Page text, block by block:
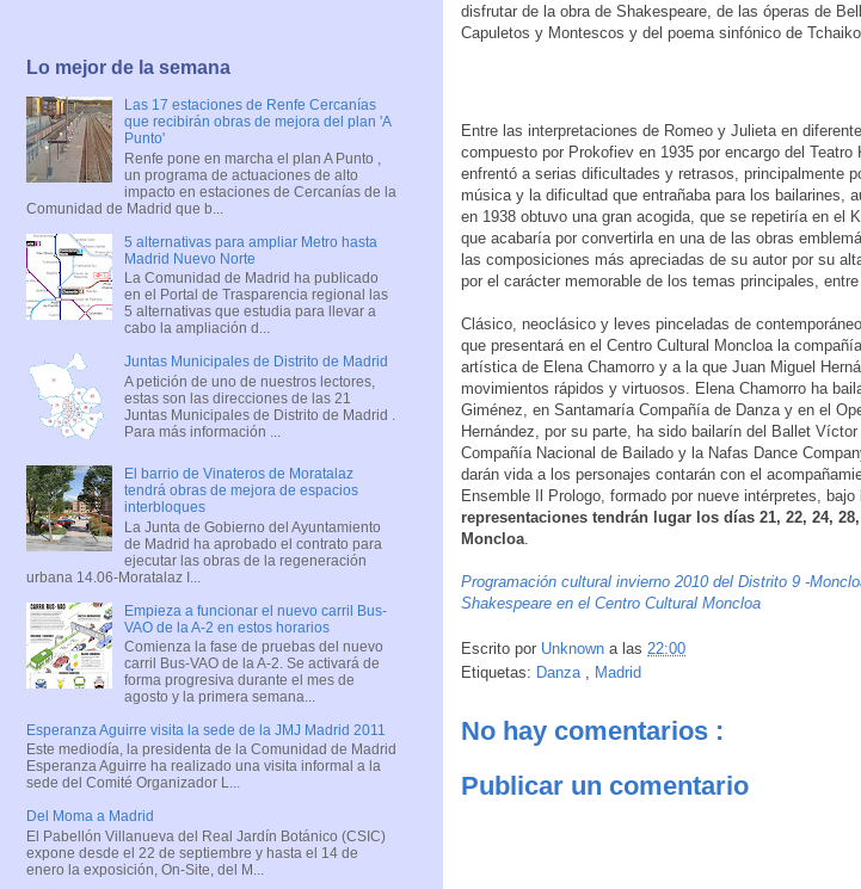
disfrutar de la obra de Shakespeare, de las óperas de
Capuletos y Montescos y del poema sinfónico de
Entre las interpretaciones de Romeo y Julieta en
compuesto por Prokofiev en 1935 por encargo del
enfrentó a serias dificultades y retrasos, principalmente
música y la dificultad que entrañaba para los bailarines,
en 1938 obtuvo una gran acogida, que se repetiría en el
que acabaría por convertirla en una de las obras
las composiciones más apreciadas de su autor por su
por el carácter memorable de los temas principales,
Clásico, neoclásico y leves pinceladas de
que presentará en el Centro Cultural Moncloa la compañía
artística de Elena Chamorro y a la que Juan Miguel
movimientos rápidos y virtuosos. Elena Chamorro ha
Giménez, en Santamaría Compañía de Danza y en el
Hernández, por su parte, ha sido bailarín del Ballet
Compañía Nacional de Bailado y la Nafas Dance
darán vida a los personajes contarán con el
Ensemble Il Prologo, formado por nueve intérpretes, bajo
representaciones tendrán lugar los días 21, 22, 24,
Moncloa
Programación cultural invierno 2010 del Distrito 9 -
Shakespeare en el Centro Cultural Moncloa
Escrito por Unknown a las 22:00
Etiquetas: Danza , Madrid
No hay comentarios :
Publicar un comentario
Lo mejor de la semana
Las 17 estaciones de Renfe Cercanías
que recibirán obras de mejora del plan 'A
Punto'
Renfe pone en marcha el plan A Punto ,
un programa de actuaciones de alto
impacto en estaciones de Cercanías de la
Comunidad de Madrid que b...
5 alternativas para ampliar Metro hasta
Madrid Nuevo Norte
La Comunidad de Madrid ha publicado
en el Portal de Trasparencia regional las
5 alternativas que estudia para llevar a
cabo la ampliación d...
Juntas Municipales de Distrito de Madrid
A petición de uno de nuestros lectores,
estas son las direcciones de las 21
Juntas Municipales de Distrito de Madrid .
Para más información ...
El barrio de Vinateros de Moratalaz
tendrá obras de mejora de espacios
interbloques
La Junta de Gobierno del Ayuntamiento
de Madrid ha aprobado el contrato para
ejecutar las obras de la regeneración
urbana 14.06-Moratalaz I...
Empieza a funcionar el nuevo carril Bus-
VAO de la A-2 en estos horarios
Comienza la fase de pruebas del nuevo
carril Bus-VAO de la A-2. Se activará de
forma progresiva durante el mes de
agosto y la primera semana...
Esperanza Aguirre visita la sede de la JMJ Madrid 2011
Este mediodía, la presidenta de la Comunidad de Madrid
Esperanza Aguirre ha realizado una visita informal a la
sede del Comité Organizador L...
Del Moma a Madrid
El Pabellón Villanueva del Real Jardín Botánico (CSIC)
expone desde el 22 de septiembre y hasta el 14 de
enero la exposición, On-Site, del M...